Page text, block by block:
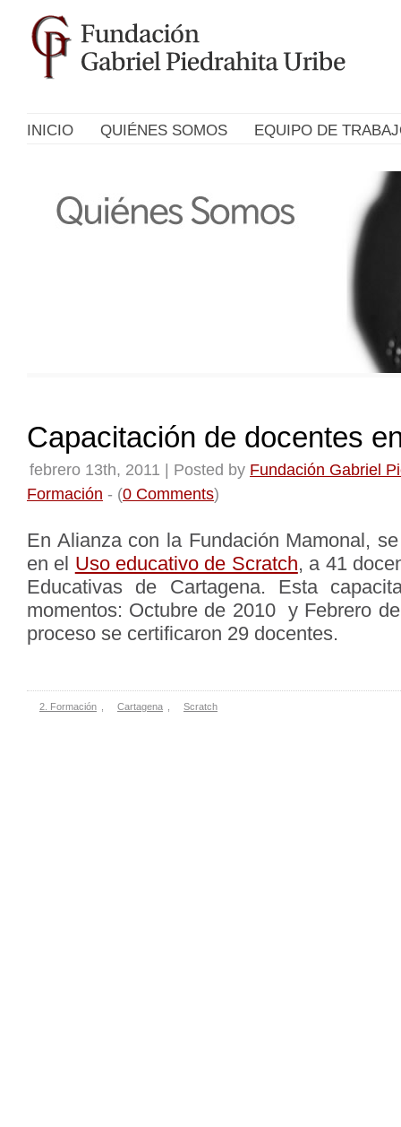
INICIO QUIÉNES SOMOS EQUIPO DE
Capacitación de docentes
febrero 13th, 2011 | Posted by Fundación Gabriel
Formación - (0 Comments)
En Alianza con la Fundación Mamonal,
en el Uso educativo de Scratch, a 41
Educativas de Cartagena. Esta
momentos: Octubre de 2010 y Febrero
proceso se certificaron 29 docentes.
2. Formación Cartagena Scratch